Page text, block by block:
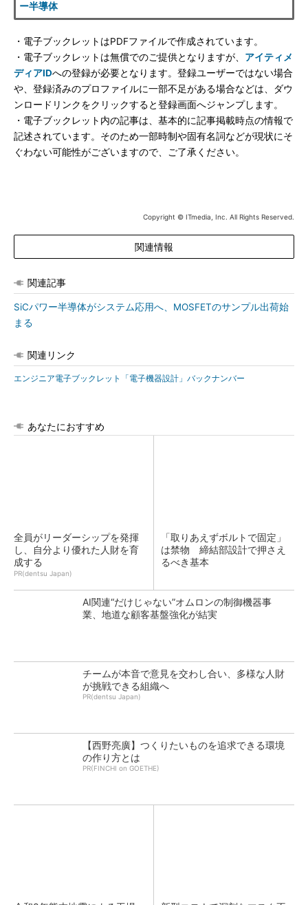
ー半導体
・電子ブックレットはPDFファイルで作成されています。
・電子ブックレットは無償でのご提供となりますが、 アイティメ
ディアIDへの登録が必要となります。登録ユーザーではない場合
や、登録済みのプロファイルに一部不足がある場合などは、ダウ
ンロードリンクをクリックすると登録画面へジャンプします。
・電子ブックレット内の記事は、基本的に記事掲載時点の情報で
記述されています。そのため一部時制や固有名詞などが現状にそ
ぐわない可能性がございますので、ご了承ください。
Copyright © ITmedia, Inc. All Rights Reserved.
関連情報
関連記事
SiCパワー半導体がシステム応用へ、MOSFETのサンプル出荷始
まる
関連リンク
エンジニア電子ブックレット「電子機器設計」バックナンバー
あなたにおすすめ
全員がリーダーシップを発揮
し、自分より優れた人財を育
成する
PR(dentsu Japan)
「取りあえずボルトで固定」
は禁物 締結部設計で押さえ
るべき基本
AI関連“だけじゃない”オムロンの制御機器事
業、地道な顧客基盤強化が結実
チームが本音で意見を交わし合い、多様な人財
が挑戦できる組織へ
PR(dentsu Japan)
【西野亮廣】つくりたいものを追求できる環境
の作り方とは
PR(FINCHI on GOETHE)